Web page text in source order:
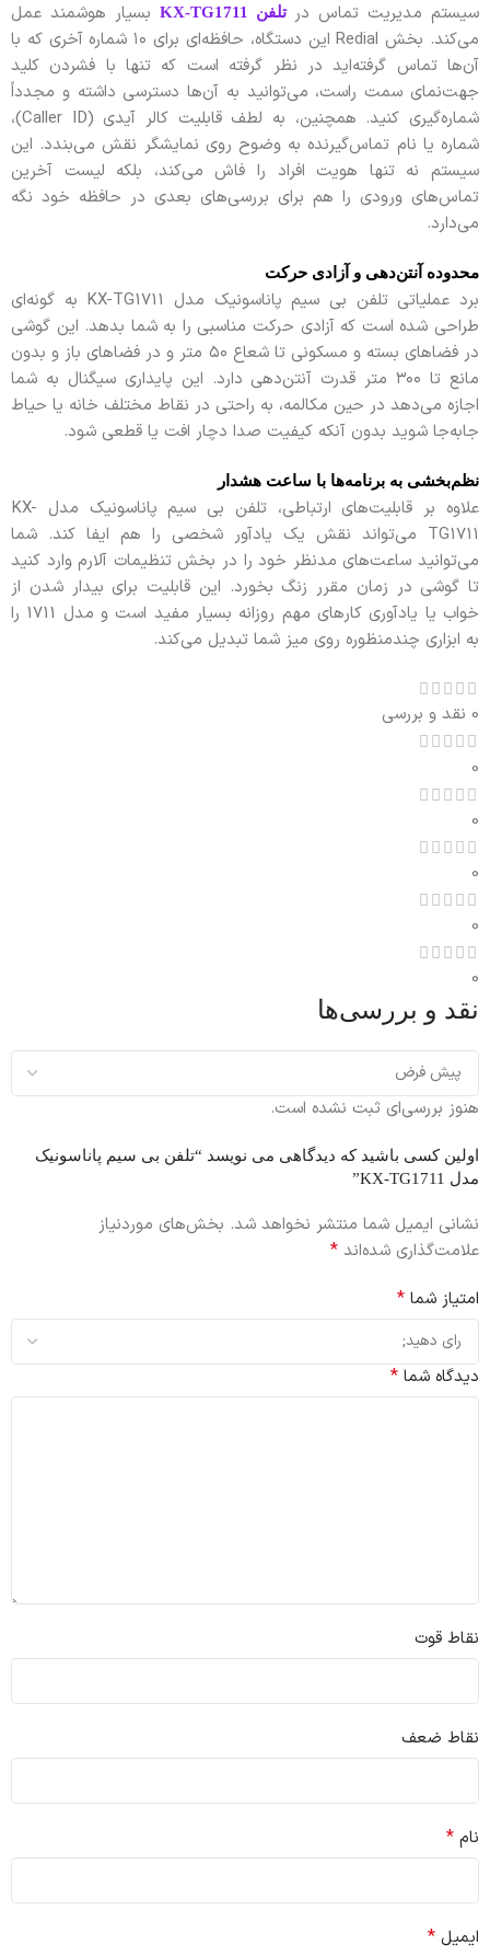
سیستم مدیریت تماس درتلفن KX-TG1711
بسیار هوشمند عمل
می‌کند. بخش Redial این دستگاه، حافظه‌ای برای ۱۰ شماره آخری که با
آن‌ها تماس گرفته‌اید در نظر گرفته است که تنها با فشردن کلید
جهت‌نمای سمت راست، می‌توانید به آن‌ها دسترسی داشته و مجدداً
شماره‌گیری کنید. همچنین، به لطف قابلیت کالر آیدی (Caller ID)،
شماره یا نام تماس‌گیرنده به وضوح روی نمایشگر نقش می‌بندد. این
سیستم نه تنها هویت افراد را فاش می‌کند، بلکه لیست آخرین
تماس‌های ورودی را هم برای بررسی‌های بعدی در حافظه خود نگه
می‌دارد.
محدوده آنتن‌دهی و آزادی حرکت
برد عملیاتی تلفن بی سیم پاناسونیک مدل KX-TG1711 به گونه‌ای
طراحی شده است که آزادی حرکت مناسبی را به شما بدهد. این گوشی
در فضاهای بسته و مسکونی تا شعاع ۵۰ متر و در فضاهای باز و بدون
مانع تا ۳۰۰ متر قدرت آنتن‌دهی دارد. این پایداری سیگنال به شما
اجازه می‌دهد در حین مکالمه، به راحتی در نقاط مختلف خانه یا حیاط
جابه‌جا شوید بدون آنکه کیفیت صدا دچار افت یا قطعی شود.
نظم‌بخشی به برنامه‌ها با ساعت هشدار
علاوه بر قابلیت‌های ارتباطی، تلفن بی سیم پاناسونیک مدل KX-
TG1711 می‌تواند نقش یک یادآور شخصی را هم ایفا کند. شما
می‌توانید ساعت‌های مدنظر خود را در بخش تنظیمات آلارم وارد کنید
تا گوشی در زمان مقرر زنگ بخورد. این قابلیت برای بیدار شدن از
خواب یا یادآوری کارهای مهم روزانه بسیار مفید است و مدل 1711 را
به ابزاری چندمنظوره روی میز شما تبدیل می‌کند.
0 نقد و بررسی
0
0
0
0
0
نقد و بررسی‌ها
هنوز بررسی‌ای ثبت نشده است.
اولین کسی باشید که دیدگاهی می نویسد “تلفن بی سیم پاناسونیک
مدل KX-TG1711”
نشانی ایمیل شما منتشر نخواهد شد. بخش‌های موردنیاز
علامت‌گذاری شده‌اند *
امتیاز شما *
دیدگاه شما *
نقاط قوت
نقاط ضعف
نام *
ایمیل *